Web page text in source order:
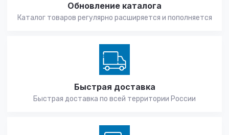
Обновление каталога
Каталог товаров регулярно расширяется и пополняется
Быстрая доставка
Быстрая доставка по всей территории России